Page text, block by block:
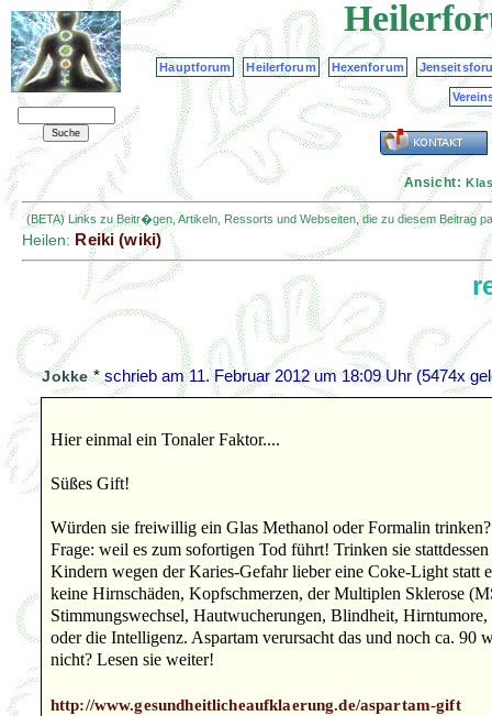
Hauptforum Heilerforum Hexenforum
Ansicht:
(BETA) Links zu Beitr�gen, Artikeln, Ressorts und Webseiten, die zu diesem Beitrag
Heilen: Reiki (wiki)
Jokke*schrieb am11. Februar 2012 um 18:09 Uhr(5474x
Hier einmal ein Tonaler Faktor....
Süßes Gift!
Würden sie freiwillig ein Glas Methanol oder Formalin
Frage: weil es zum sofortigen Tod führt! Trinken sie
Kindern wegen der Karies-Gefahr lieber eine Coke-Light statt
keine Hirnschäden, Kopfschmerzen, der Multiplen Sklerose
Stimmungswechsel, Hautwucherungen, Blindheit,
oder die Intelligenz. Aspartam verursacht das und noch ca. 90
nicht? Lesen sie weiter!
http://www.gesundheitlicheaufklaerung.de/aspartam-gift